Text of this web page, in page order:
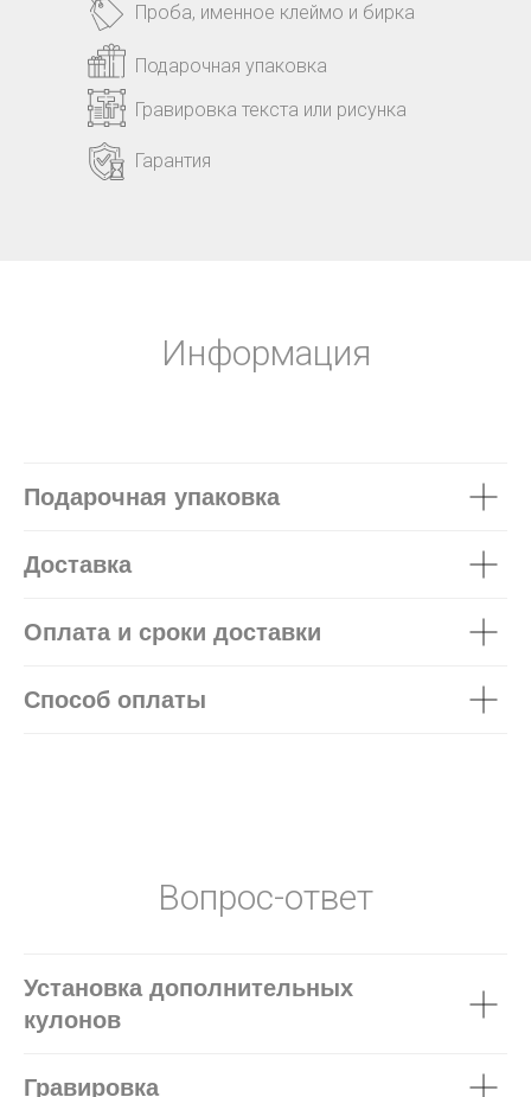
Подарочная упаковка
Гравировка текста или рисунка
Проба, именное клеймо и бирка
Гарантия
Информация
Подарочная упаковка
Доставка
Оплата и сроки доставки
Способ оплаты
Вопрос-ответ
Установка дополнительных
кулонов
Гравировка